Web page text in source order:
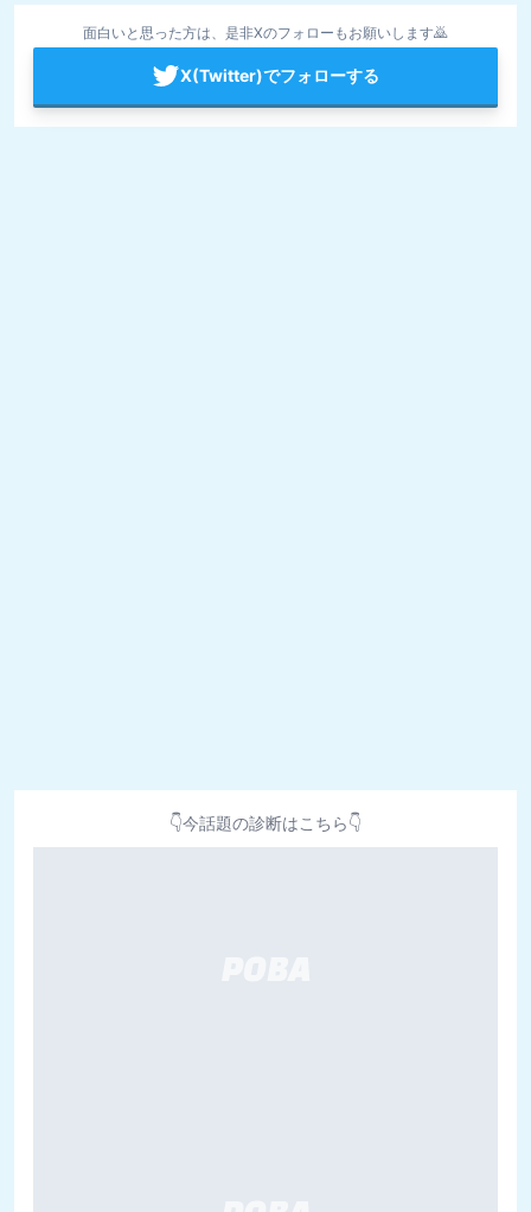
面白いと思った方は、是非Xのフォローもお願いします🙇
X(Twitter)でフォローする
👇今話題の診断はこちら👇